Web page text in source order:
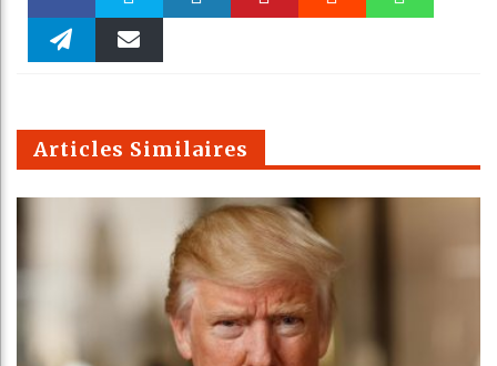
Faceboo Twitter
m
Articles Similaires